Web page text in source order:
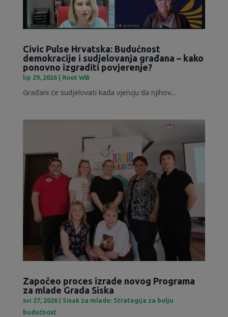
Civic Pulse Hrvatska: Budućnost
demokracije i sudjelovanja građana – kako
ponovno izgraditi povjerenje?
lip 29, 2026| Root WB
Građani će sudjelovati kada vjeruju da njihov...
Započeo proces izrade novog Programa
za mlade Grada Siska
svi 27, 2026| Sisak za mlade: Strategija za bolju
budućnost